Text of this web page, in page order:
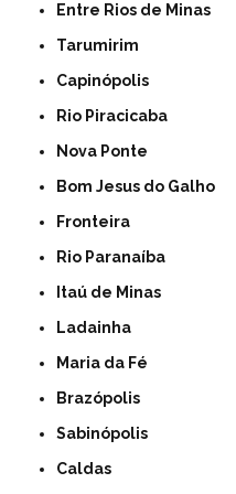
Entre Rios de Minas
Tarumirim
Capinópolis
Rio Piracicaba
Nova Ponte
Bom Jesus do Galho
Fronteira
Rio Paranaíba
Itaú de Minas
Ladainha
Maria da Fé
Brazópolis
Sabinópolis
Caldas